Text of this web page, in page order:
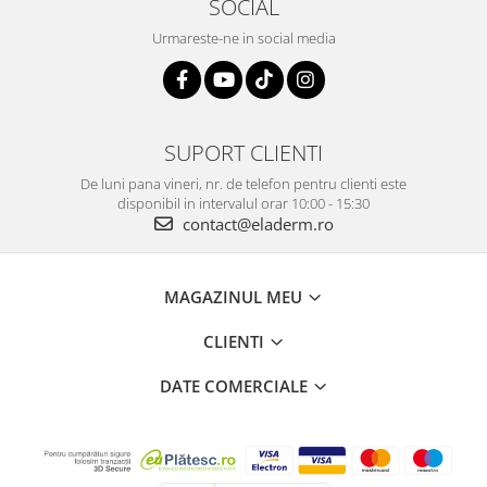
BENEFICIILE CREMEI RID STOP
• Reduce dezechilibrele aparute la nivelul pielii
• Stimuleaza expresia colagenului si consolideaza stabilitatea
• Atenueaza efectele imbatranirii pe pielea femeilor mature,
acidului hialuronic si a colagenului regasite in mod fiziologic in
Urmareste-ne in social media
SUPORT CLIENTI
De luni pana vineri, nr. de telefon pentru clienti este
disponibil in intervalul orar 10:00 - 15:30
contact@eladerm.ro
MAGAZINUL MEU
CLIENTI
DATE COMERCIALE